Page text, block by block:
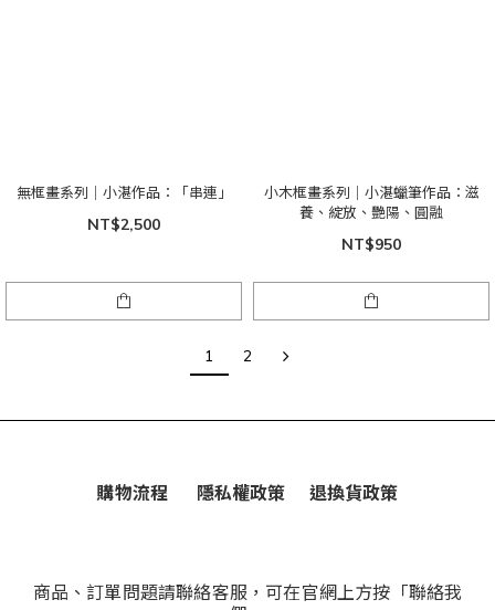
無框畫系列｜小湛作品：「串連」
NT$2,500
小木框畫系列｜小湛蠟筆作品：滋
養、綻放、艷陽、圓融
NT$950
1 2
購物流程 隱私權政策 退換貨政策
商品、訂單問題請聯絡客服，可在官網上方按「聯絡我